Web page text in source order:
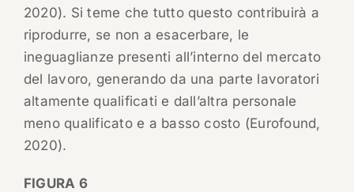
2020). Si teme che tutto questo contribuirà a
riprodurre, se non a esacerbare, le
ineguaglianze presenti all’interno del mercato
del lavoro, generando da una parte lavoratori
altamente qualificati e dall’altra personale
meno qualificato e a basso costo (Eurofound,
2020).
FIGURA 6